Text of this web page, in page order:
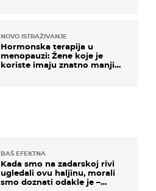
NOVO ISTRAŽIVANJE
Hormonska terapija u
menopauzi: Žene koje je
koriste imaju znatno manji
BAŠ EFEKTNA
Kada smo na zadarskoj rivi
ugledali ovu haljinu, morali
smo doznati odakle je –